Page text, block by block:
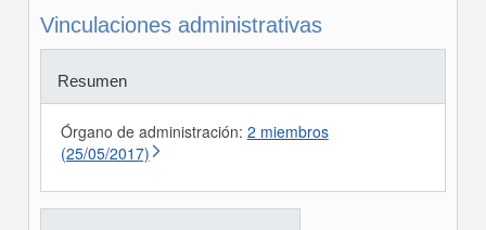
Vinculaciones administrativas
Resumen
Órgano de administración: 2 miembros
(25/05/2017)